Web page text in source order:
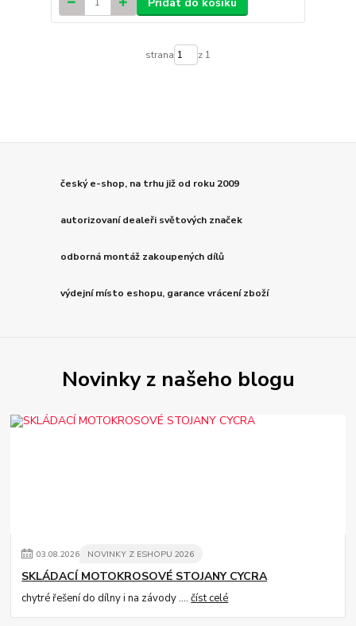
strana z 1
český e-shop, na trhu již od roku 2009
autorizovaní dealeři světových značek
odborná montáž zakoupených dílů
výdejní místo eshopu, garance vrácení zboží
Novinky z našeho blogu
03.08.2026 NOVINKY Z ESHOPU 2026
SKLÁDACÍ MOTOKROSOVÉ STOJANY CYCRA
chytré řešení do dílny i na závody ....číst celé